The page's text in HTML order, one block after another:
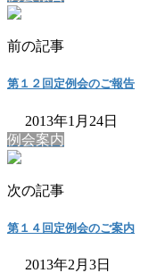
前の記事
第１２回定例会のご報告
2013年1月24日
例会案内
次の記事
第１４回定例会のご案内
2013年2月3日